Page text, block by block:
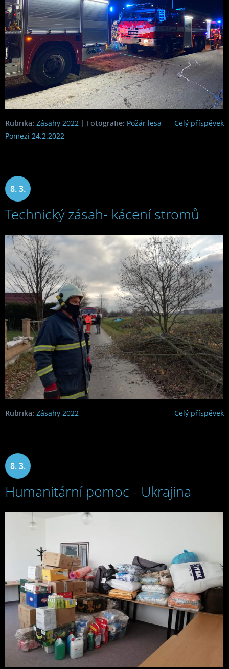
Celý příspěvek
Rubrika: Zásahy 2022 | Fotografie: Požár lesa
Pomezí 24.2.2022
8. 3.
2022
Technický zásah- kácení stromů
Celý příspěvek
Rubrika: Zásahy 2022
8. 3.
2022
Humanitární pomoc - Ukrajina